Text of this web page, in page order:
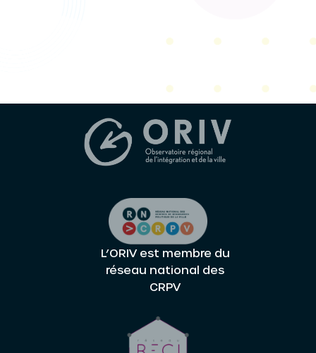
L’ORIV est membre du
réseau national des
CRPV